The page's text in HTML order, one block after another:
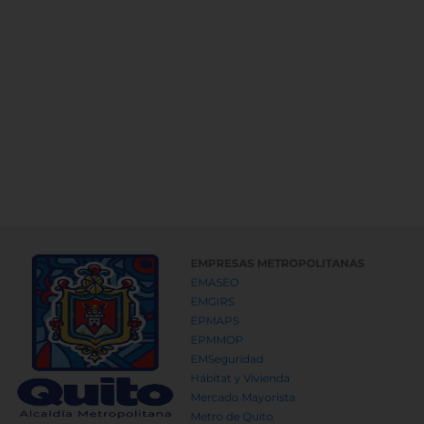
EMPRESAS METROPOLITANAS
EMASEO
EMGIRS
EPMAPS
EPMMOP
EMSeguridad
Hábitat y Vivienda
Mercado Mayorista
Metro de Quito